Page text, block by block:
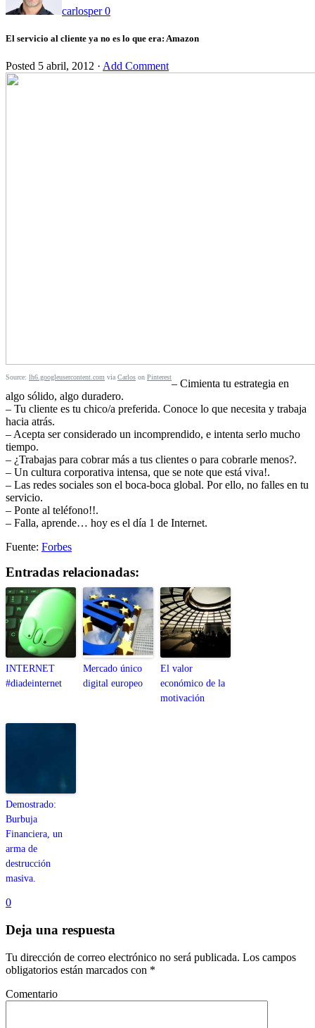
carlosper 0
El servicio al cliente ya no es lo que era: Amazon
Posted 5 abril, 2012 · Add Comment
Source: lh6.googleusercontent.com via Carlos on Pinterest
– Cimienta tu estrategia en
algo sólido, algo duradero.
– Tu cliente es tu chico/a preferida. Conoce lo que necesita y trabaja
hacia atrás.
– Acepta ser considerado un incomprendido, e intenta serlo mucho
tiempo.
– ¿Trabajas para cobrar más a tus clientes o para cobrarle menos?.
– Un cultura corporativa intensa, que se note que está viva!.
– Las redes sociales son el boca-boca global. Por ello, no falles en tu
servicio.
– Ponte al teléfono!!.
– Falla, aprende… hoy es el día 1 de Internet.
Fuente: Forbes
Entradas relacionadas:
INTERNET
#diadeinternet
Mercado único
digital europeo
El valor
económico de la
motivación
Demostrado:
Burbuja
Financiera, un
arma de
destrucción
masiva.
0
Deja una respuesta
Tu dirección de correo electrónico no será publicada. Los campos
obligatorios están marcados con *
Comentario